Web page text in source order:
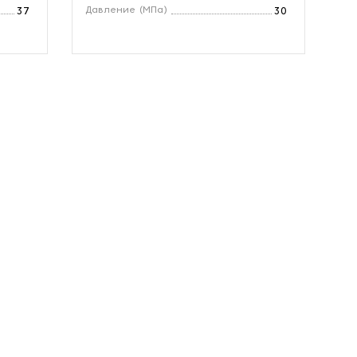
37 Давление (МПа) 30